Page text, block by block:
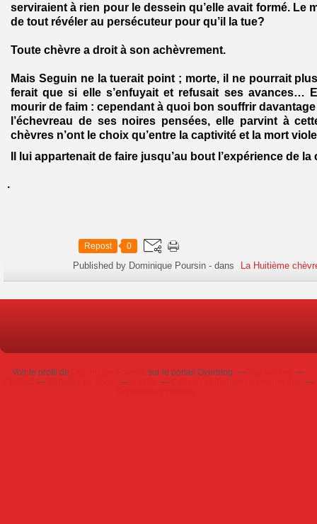
serviraient à rien pour le dessein qu’elle avait formé. Le
de tout révéler au persécuteur pour qu’il la tue?
Toute chèvre a droit à son achèvrement.
Mais Seguin ne la tuerait point ; morte, il ne pourrait
ferait que si elle s’enfuyait et refusait ses avances…
mourir de faim : cependant à quoi bon souffrir
l’échevreau de ses noires pensées, elle parvint à
chèvres n’ont le choix qu’entre la captivité et la mort
Il lui appartenait de faire jusqu’au bout l’expérience de la
.
Repost 0
Published by Dominique Poursin -dans La Huitième
Voir le profil de sur le portail Overblog